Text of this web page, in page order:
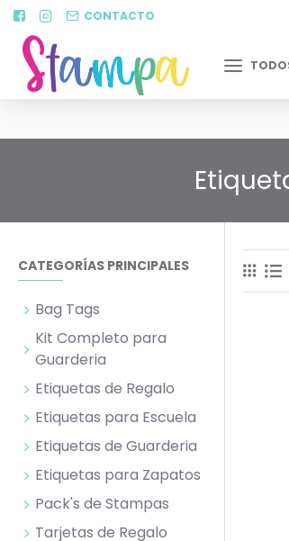
CONTACTO
CATEGORÍAS PRINCIPALES
Bag Tags
Kit Completo para
Guarderia
Etiquetas de Regalo
Etiquetas para Escuela
Etiquetas de Guarderia
Etiquetas para Zapatos
Pack's de Stampas
Tarjetas de Regalo